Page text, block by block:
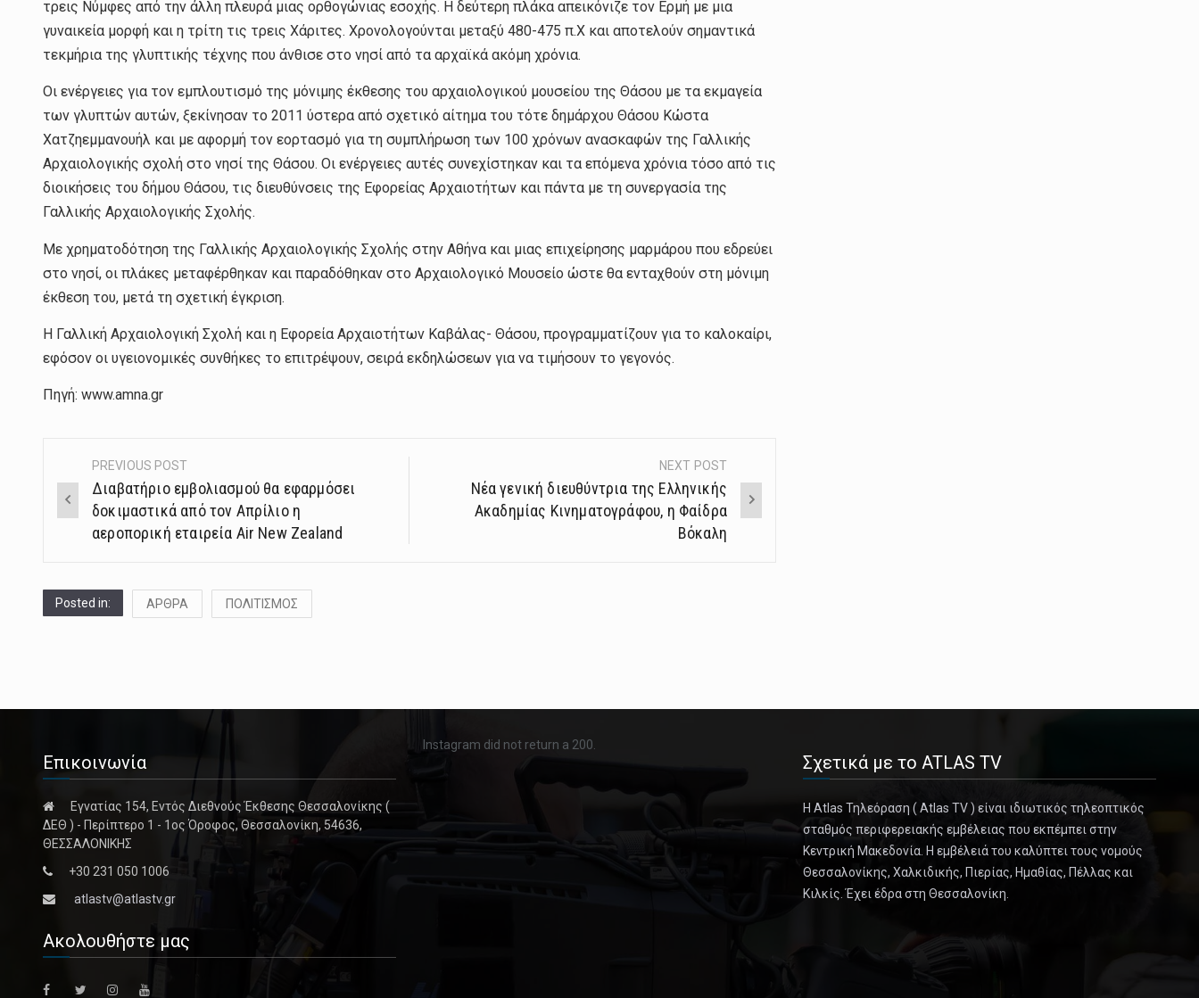
τρεις Νύμφες από την άλλη πλευρά μιας ορθογώνιας εσοχής. Η δεύτερη πλάκα απεικόνιζε τον Ερμή με μια
γυναικεία μορφή και η τρίτη τις τρεις Χάριτες. Χρονολογούνται μεταξύ 480-475 π.Χ και αποτελούν σημαντικά
τεκμήρια της γλυπτικής τέχνης που άνθισε στο νησί από τα αρχαϊκά ακόμη χρόνια.
Οι ενέργειες για τον εμπλουτισμό της μόνιμης έκθεσης του αρχαιολογικού μουσείου της Θάσου με τα εκμαγεία
των γλυπτών αυτών, ξεκίνησαν το 2011 ύστερα από σχετικό αίτημα του τότε δημάρχου Θάσου Κώστα
Χατζηεμμανουήλ και με αφορμή τον εορτασμό για τη συμπλήρωση των 100 χρόνων ανασκαφών της Γαλλικής
Αρχαιολογικής σχολή στο νησί της Θάσου. Οι ενέργειες αυτές συνεχίστηκαν και τα επόμενα χρόνια τόσο από τις
διοικήσεις του δήμου Θάσου, τις διευθύνσεις της Εφορείας Αρχαιοτήτων και πάντα με τη συνεργασία της
Γαλλικής Αρχαιολογικής Σχολής.
Με χρηματοδότηση της Γαλλικής Αρχαιολογικής Σχολής στην Αθήνα και μιας επιχείρησης μαρμάρου που εδρεύει
στο νησί, οι πλάκες μεταφέρθηκαν και παραδόθηκαν στο Αρχαιολογικό Μουσείο ώστε θα ενταχθούν στη μόνιμη
έκθεση του, μετά τη σχετική έγκριση.
Η Γαλλική Αρχαιολογική Σχολή και η Εφορεία Αρχαιοτήτων Καβάλας- Θάσου, προγραμματίζουν για το καλοκαίρι,
εφόσον οι υγειονομικές συνθήκες το επιτρέψουν, σειρά εκδηλώσεων για να τιμήσουν το γεγονός.
Πηγή: www.amna.gr
Post
navigation
PREVIOUS POST
Διαβατήριο εμβολιασμού θα εφαρμόσει
δοκιμαστικά από τον Απρίλιο η
αεροπορική εταιρεία Air New Zealand
NEXT POST
Νέα γενική διευθύντρια της Ελληνικής
Ακαδημίας Κινηματογράφου, η Φαίδρα
Βόκαλη
Posted in: ΑΡΘΡΑ ΠΟΛΙΤΙΣΜΟΣ
Επικοινωνία
Εγνατίας 154, Εντός Διεθνούς Έκθεσης Θεσσαλονίκης (
ΔΕΘ ) - Περίπτερο 1 - 1ος Όροφος, Θεσσαλονίκη, 54636,
ΘΕΣΣΑΛΟΝΙΚΗΣ
+30 231 050 1006
atlastv@atlastv.gr
Ακολουθήστε μας
Instagram did not return a 200.
Σχετικά με το ATLAS TV
Η Atlas Τηλεόραση ( Atlas TV ) είναι ιδιωτικός τηλεοπτικός
σταθμός περιφερειακής εμβέλειας που εκπέμπει στην
Κεντρική Μακεδονία. Η εμβέλειά του καλύπτει τους νομούς
Θεσσαλονίκης, Χαλκιδικής, Πιερίας, Ημαθίας, Πέλλας και
Κιλκίς. Έχει έδρα στη Θεσσαλονίκη.